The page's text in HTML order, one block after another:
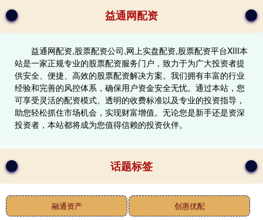
益通网配资
益通网配资,股票配资公司,网上实盘配资,股票配资平台XIII‌本
站是一家正规专业的股票配资服务门户，致力于为广大投资者提
供安全、便捷、高效的股票配资解决方案。我们拥有丰富的行业
经验和完善的风控体系，确保用户资金安全无忧。通过本站，您
可享受灵活的配资模式、透明的收费标准以及专业的投资指导，
助您轻松抓住市场机会，实现财富增值。无论您是新手还是资深
投资者，本站都将成为您值得信赖的投资伙伴。
话题标签
融通资产 创惠优配